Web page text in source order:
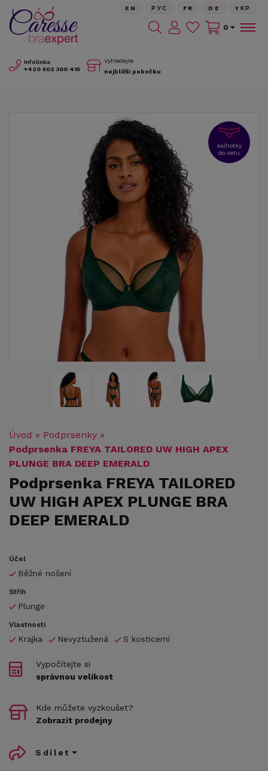
Infolinka
+420 602 300 415
Vyhledejte
nejbližší pobočku
EN РУС FR DE YКР
0
kalhotky
do setu
Úvod » Podprsenky »
Podprsenka FREYA TAILORED UW HIGH APEX
PLUNGE BRA DEEP EMERALD
Podprsenka FREYA TAILORED
UW HIGH APEX PLUNGE BRA
DEEP EMERALD
Účel
Běžné nošení
Střih
Plunge
Vlastnosti
Krajka Nevyztužená S kosticemi
Vypočítejte si
správnou velikost
Kde můžete vyzkoušet?
Zobrazit prodejny
Sdílet